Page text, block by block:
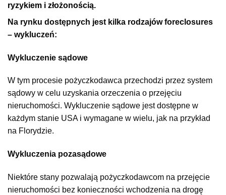
ryzykiem i złożonością.
Na rynku dostępnych jest kilka rodzajów foreclosures
– wykluczeń:
Wykluczenie sądowe
W tym procesie pożyczkodawca przechodzi przez system
sądowy w celu uzyskania orzeczenia o przejęciu
nieruchomości. Wykluczenie sądowe jest dostępne w
każdym stanie USA i wymagane w wielu, jak na przykład
na Florydzie.
Wykluczenia pozasądowe
Niektóre stany pozwalają pożyczkodawcom na przejęcie
nieruchomości bez konieczności wchodzenia na drogę